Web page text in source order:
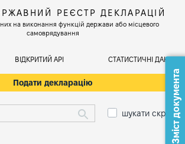
РЕЄСТР ДЕКЛАРАЦІЙ
на виконання функцій держави або місцевого
самоврядування
ВІДКРИТИЙ АРІ СТАТИСТИЧНІ ДАНІ
Подати декларацію
шукати скрізьЗміст документа